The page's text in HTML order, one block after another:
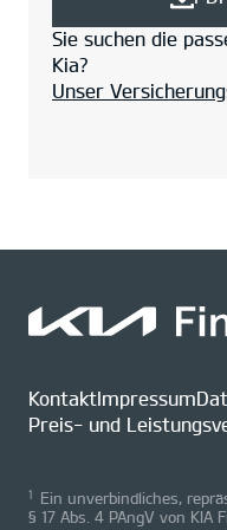
Sie suchen die
Kia?
Unser
Kontakt Impressum
Preis- und
1
Ein unverbindliches,
§ 17 Abs. 4 PAngV von KIA